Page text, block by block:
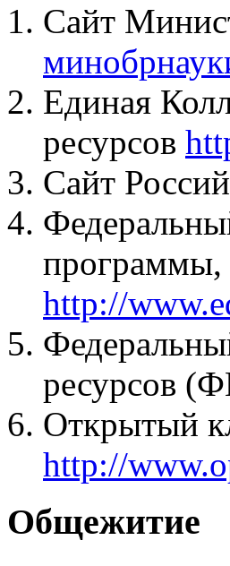
Сайт
Единая
ресурсов
Сайт
http://
ресурсов
Открытый
http://
Общежитие